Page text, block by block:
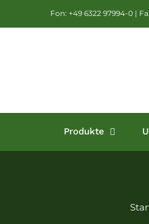
Fon: +49 6322 97994-0 |
Produkte